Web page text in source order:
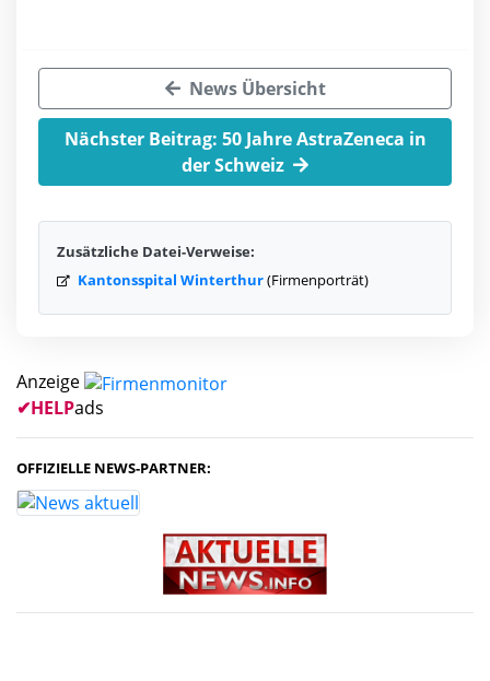
News Übersicht
Nächster Beitrag: 50 Jahre AstraZeneca in
der Schweiz
Zusätzliche Datei-Verweise:
Kantonsspital Winterthur(Firmenporträt)
Anzeige
✔HELPads
OFFIZIELLE NEWS-PARTNER: